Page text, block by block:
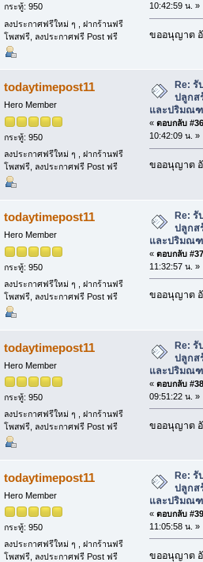
กระทู้: 950
ลงประกาศฟรีใหม่ ๆ , ฝากร้านฟรี
โพสฟรี, ลงประกาศฟรี Post ฟรี
10:42:59 น. »
ขออนุญาต
todaytimepost11
Hero Member
กระทู้: 950
ลงประกาศฟรีใหม่ ๆ , ฝากร้านฟรี
โพสฟรี, ลงประกาศฟรี Post ฟรี
Re: รั
ปลูกส
และปริมณ
« ตอบกลับ
10:42:09 น. »
ขออนุญาต
todaytimepost11
Hero Member
กระทู้: 950
ลงประกาศฟรีใหม่ ๆ , ฝากร้านฟรี
โพสฟรี, ลงประกาศฟรี Post ฟรี
Re: รั
ปลูกส
และปริมณ
« ตอบกลับ
11:32:57 น. »
ขออนุญาต
todaytimepost11
Hero Member
กระทู้: 950
ลงประกาศฟรีใหม่ ๆ , ฝากร้านฟรี
โพสฟรี, ลงประกาศฟรี Post ฟรี
Re: รั
ปลูกส
และปริมณ
« ตอบกลับ
09:51:22 น. »
ขออนุญาต
todaytimepost11
Hero Member
กระทู้: 950
ลงประกาศฟรีใหม่ ๆ , ฝากร้านฟรี
โพสฟรี, ลงประกาศฟรี Post ฟรี
Re: รั
ปลูกส
และปริมณ
« ตอบกลับ
11:05:58 น. »
ขออนุญาต